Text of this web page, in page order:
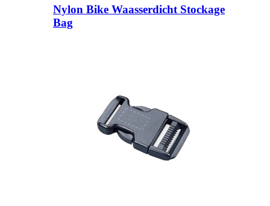
Nylon Bike Waasserdicht Stockage
Bag